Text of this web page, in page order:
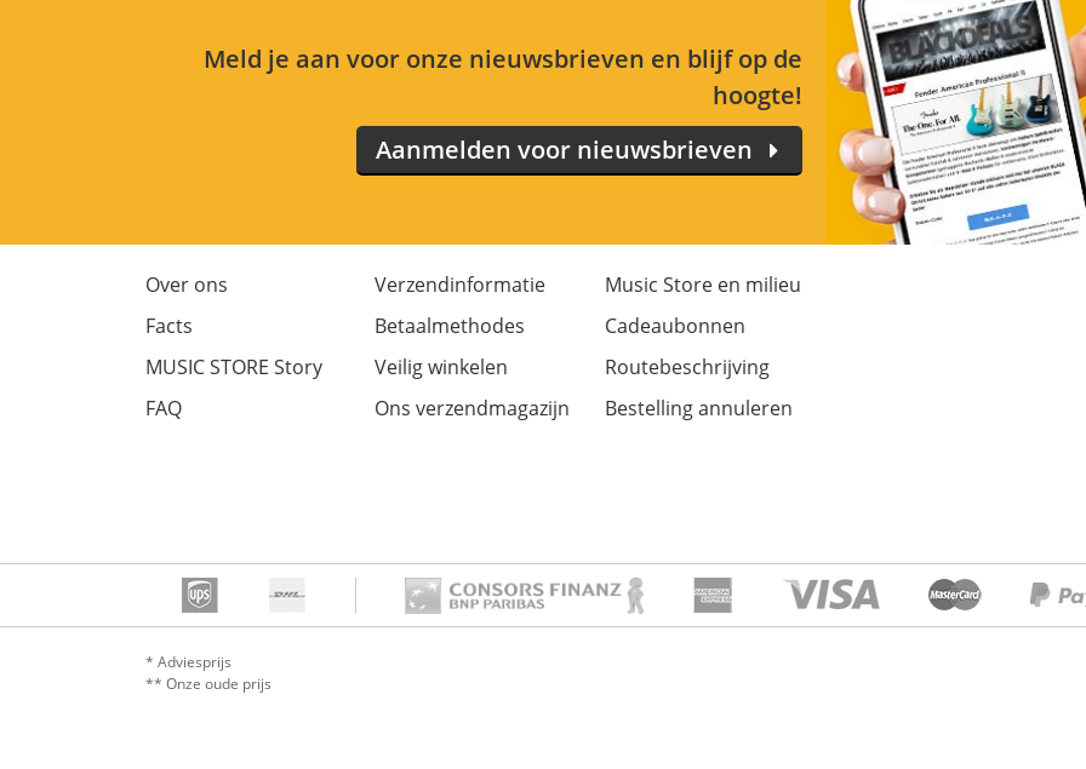
Meld je aan voor onze nieuwsbrieven en blijf op de
hoogte!
Aanmelden voor nieuwsbrieven
Over ons
Facts
MUSIC STORE Story
FAQ
Verzendinformatie
Betaalmethodes
Veilig winkelen
Ons verzendmagazijn
Music Store en milieu
Cadeaubonnen
Routebeschrijving
Bestelling annuleren
* Adviesprijs
** Onze oude prijs